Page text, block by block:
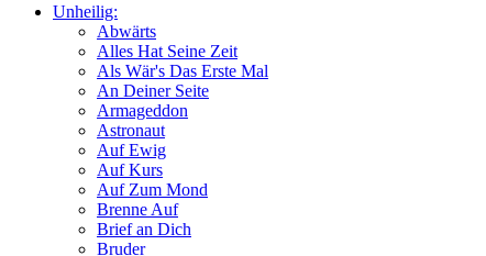
Unheilig:
Abwärts
Alles Hat Seine Zeit
Als Wär's Das Erste Mal
An Deiner Seite
Armageddon
Astronaut
Auf Ewig
Auf Kurs
Auf Zum Mond
Brenne Auf
Brief an Dich
Bruder